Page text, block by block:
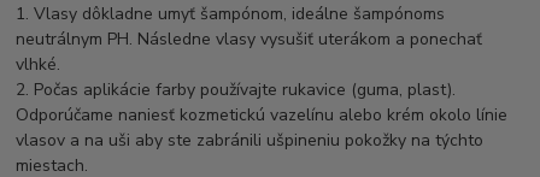
1. Vlasy dôkladne umyť šampónom, ideálne šampónoms
neutrálnym PH. Následne vlasy vysušiť uterákom a ponechať
vlhké.
2. Počas aplikácie farby používajte rukavice (guma, plast).
Odporúčame naniesť kozmetickú vazelínu alebo krém okolo línie
vlasov a na uši aby ste zabránili ušpineniu pokožky na týchto
miestach.